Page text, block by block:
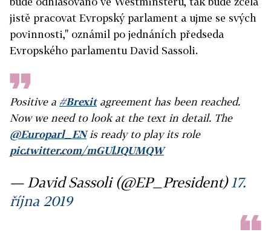
jistě pracovat Evropský parlament a ujme se svých
povinnosti," oznámil po jednáních předseda
Evropského parlamentu David Sassoli.
Positive a #Brexitagreement has been reached.
Now we need to look at the text in detail. The
@Europarl_ENis ready to play its role
pic.twitter.com/mGUlJQUMQW
— David Sassoli (@EP_President) 17.
října 2019